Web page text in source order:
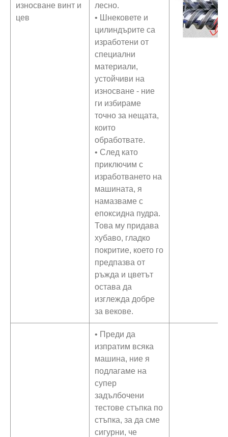
износване винт и
цев
лесно.
• Шнековете и
цилиндърите са
изработени от
специални
материали,
устойчиви на
износване - ние
ги избираме
точно за нещата,
които
обработвате.
• След като
приключим с
изработването на
машината, я
намазваме с
епоксидна пудра.
Това му придава
хубаво, гладко
покритие, което го
предпазва от
ръжда и цветът
остава да
изглежда добре
за векове.
• Преди да
изпратим всяка
машина, ние я
подлагаме на
супер
задълбочени
тестове стъпка по
стъпка, за да сме
сигурни, че